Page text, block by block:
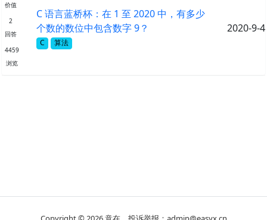
价值
2
回答
4459
浏览
C 语言蓝桥杯：在 1 至 2020 中，有多少
个数的数位中包含数字 9？
C 算法
2020-9-4